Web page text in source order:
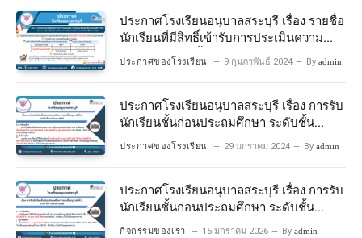
ประกาศโรงเรียนอนุบาลสระบุรี เรื่อง รายชื่อ
นักเรียนที่มีสิทธิ์เข้ารับการประเมินความ
พร้อมเข้าเรียนชั้นประถมศึกษาปีที่ 1
ประกาศของโรงเรียน 9 กุมภาพันธ์ 2024 By admin
ประกาศโรงเรียนอนุบาลสระบุรี เรื่อง การรับ
นักเรียนชั้นก่อนประถมศึกษา ระดับชั้น
ประกาศของโรงเรียน 29 มกราคม 2024 By admin
ประกาศโรงเรียนอนุบาลสระบุรี เรื่อง การรับ
นักเรียนชั้นก่อนประถมศึกษา ระดับชั้น
อนุบาลปีที่ ๒ ประจำปีการศึกษา ๒๕๖๙
กิจกรรมของเรา 15 มกราคม 2026 By admin